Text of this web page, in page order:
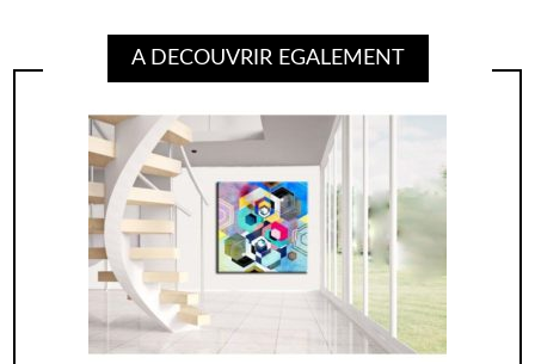
A DECOUVRIR EGALEMENT